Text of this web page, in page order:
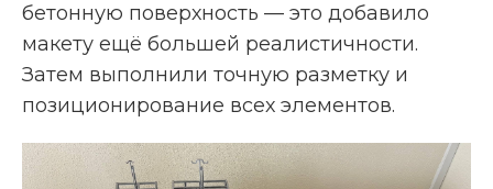
бетонную поверхность — это добавило
макету ещё большей реалистичности.
Затем выполнили точную разметку и
позиционирование всех элементов.